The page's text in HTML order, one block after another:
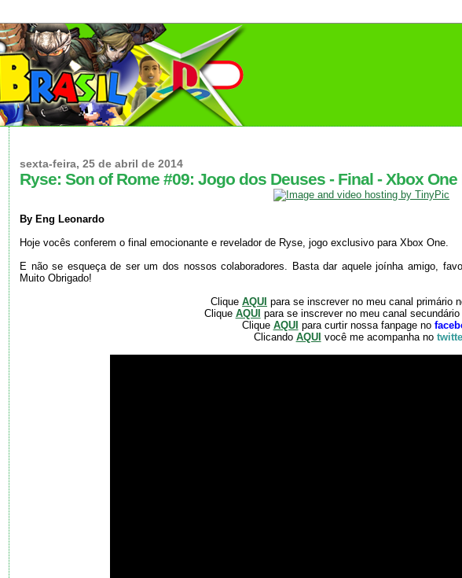
sexta-feira, 25 de abril de 2014
Ryse: Son of Rome #09: Jogo dos Deuses - Final - Xbox
By Eng Leonardo
Hoje vocês conferem o final emocionante e revelador de Ryse, jogo exclusivo para Xbox One.
E não se esqueça de ser um dos nossos colaboradores. Basta dar aquele joínha amigo,
Muito Obrigado!
CliqueAQUI para se inscrever no meu canal primário
Clique AQUI para se inscrever no meu canal secundário
Clique AQUI para curtir nossa fanpage no
Clicando AQUI você me acompanha no